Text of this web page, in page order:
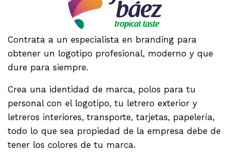
Contrata a un especialista en branding para
obtener un logotipo profesional, moderno y que
dure para siempre.
Crea una identidad de marca, polos para tu
personal con el logotipo, tu letrero exterior y
letreros interiores, transporte, tarjetas, papelería,
todo lo que sea propiedad de la empresa debe de
tener los colores de tu marca.